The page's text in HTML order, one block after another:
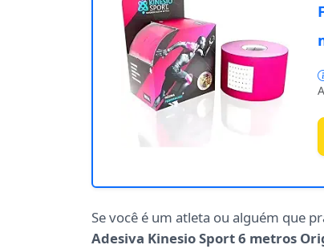
Se você é um atleta ou alguém que
Adesiva Kinesio Sport 6 metros